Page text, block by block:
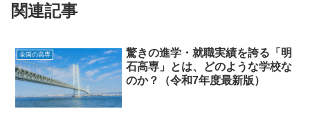
関連記事
全国の高専
驚きの進学・就職実績を誇る「明
石高専」とは、どのような学校な
のか？（令和7年度最新版）